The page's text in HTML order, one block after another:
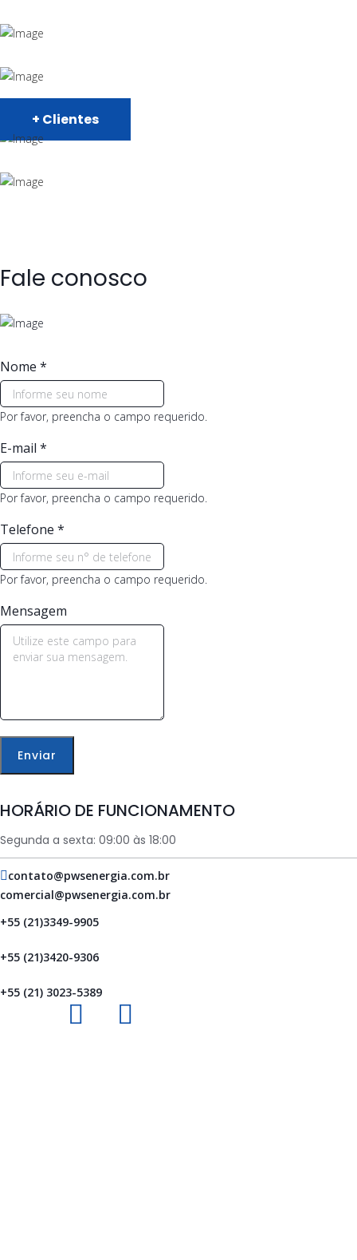
+ Clientes
Fale conosco
Nome *
Por favor, preencha o campo requerido.
E-mail *
Por favor, preencha o campo requerido.
Telefone *
Por favor, preencha o campo requerido.
Mensagem
Enviar
HORÁRIO DE FUNCIONAMENTO
Segunda a sexta: 09:00 às 18:00
contato@pwsenergia.com.br
comercial@pwsenergia.com.br
+55 (21)3349-9905
+55 (21)3420-9306
+55 (21) 3023-5389